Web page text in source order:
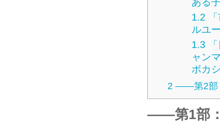
1.2
ルユ
1.3
ャン
ボカ
2 ――第2部
――第1部